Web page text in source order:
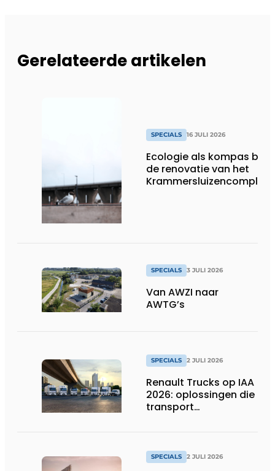
Gerelateerde artikelen
SPECIALS 16 JULI 2026
Ecologie als kompas bij
de renovatie van het
Krammersluizencomplex
SPECIALS 3 JULI 2026
Van AWZI naar
AWTG’s
SPECIALS 2 JULI 2026
Renault Trucks op IAA
2026: oplossingen die
transport
SPECIALS 2 JULI 2026